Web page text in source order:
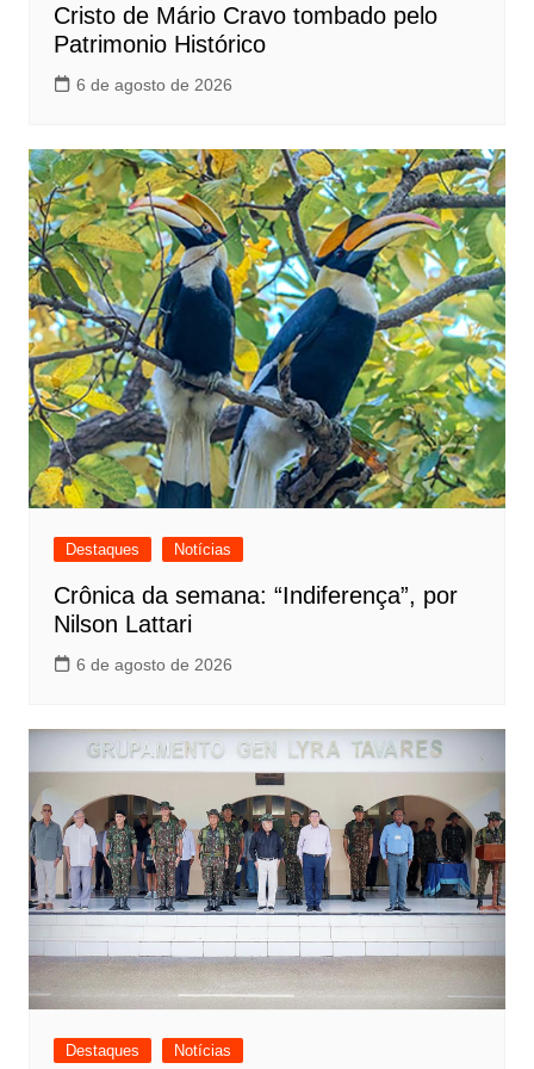
Cristo de Mário Cravo tombado pelo
Patrimonio Histórico
6 de agosto de 2026
Destaques Notícias
Crônica da semana: “Indiferença”, por
Nilson Lattari
6 de agosto de 2026
Destaques Notícias